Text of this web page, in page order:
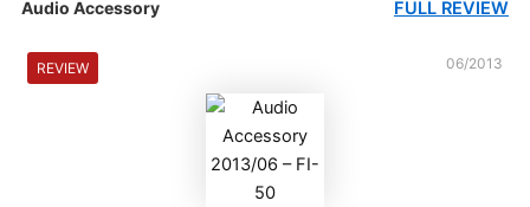
Audio Accessory FULL REVIEW
REVIEW 06/2013